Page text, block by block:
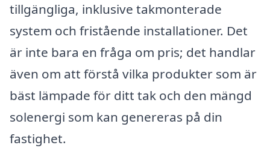
tillgängliga, inklusive takmonterade
system och fristående installationer. Det
är inte bara en fråga om pris; det handlar
även om att förstå vilka produkter som är
bäst lämpade för ditt tak och den mängd
solenergi som kan genereras på din
fastighet.